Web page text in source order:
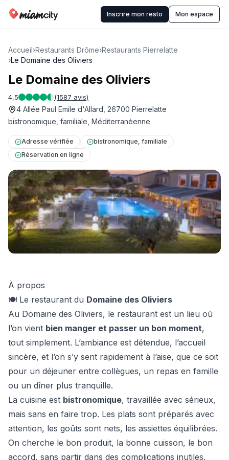
Inscrire mon resto Mon espace
Accueil›Restaurants Drôme›Restaurants Pierrelatte
›Le Domaine des Oliviers
Le Domaine des Oliviers
4,5 (1587 avis)
4 Allée Paul Emile d'Allard, 26700 Pierrelatte
bistronomique, familiale, Méditerranéenne
Adresse vérifiée
bistronomique, familiale
Réservation en ligne
À propos
🍽️ Le restaurant du Domaine des Oliviers
Au Domaine des Oliviers, le restaurant est un lieu où
l’on vient bien manger et passer un bon moment,
tout simplement. L’ambiance est détendue, l’accueil
sincère, et l’on s’y sent rapidement à l’aise, que ce soit
pour un déjeuner entre collègues, un repas en famille
ou un dîner plus tranquille.
La cuisine est bistronomique, travaillée avec sérieux,
mais sans en faire trop. Les plats sont préparés avec
attention, les goûts sont nets, les assiettes équilibrées.
On cherche le bon produit, la bonne cuisson, le bon
accord, sans partir dans des complications inutiles.